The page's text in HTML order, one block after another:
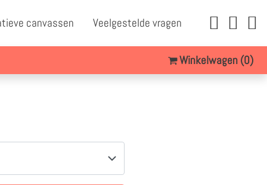
canvassen Veelgestelde vragen
Winkelwagen (0)